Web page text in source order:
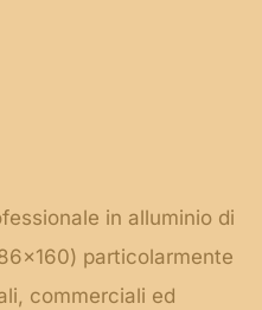
in alluminio di
particolarmente
commerciali ed